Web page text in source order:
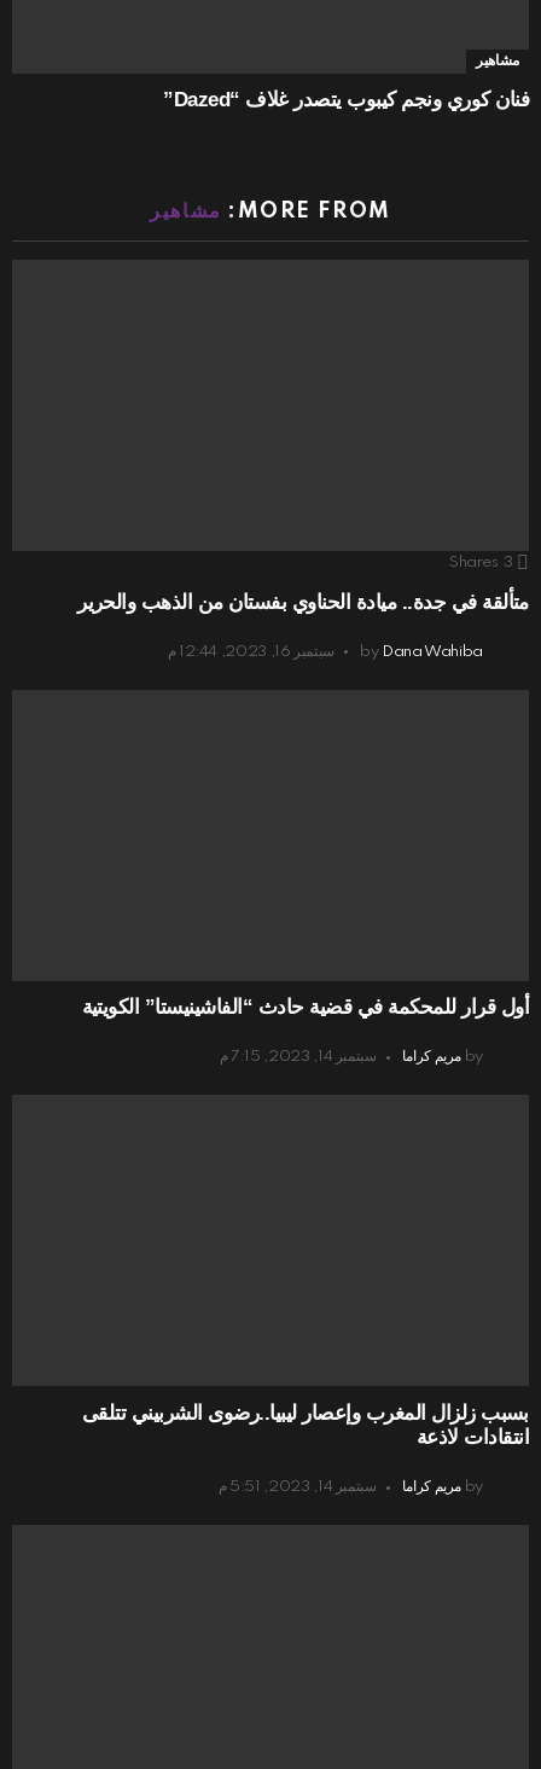
مشاهير
فنان كوري ونجم كيبوب يتصدر غلاف “Dazed”
MORE FROM: مشاهير
3
Shares
متألقة في جدة.. ميادة الحناوي بفستان من الذهب والحرير
by Dana Wahiba سبتمبر 16, 2023, 12:44 م
أول قرار للمحكمة في قضية حادث “الفاشينيستا” الكويتية
by مريم كراما سبتمبر 14, 2023, 7:15 م
بسبب زلزال المغرب وإعصار ليبيا..رضوى الشربيني تتلقى
انتقادات لاذعة
by مريم كراما سبتمبر 14, 2023, 5:51 م